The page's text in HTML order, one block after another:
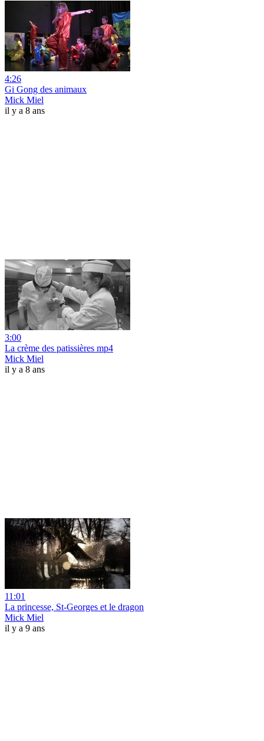
4:26
Gi Gong des animaux
Mick Miel
il y a 8 ans
3:00
La crème des patissières mp4
Mick Miel
il y a 8 ans
11:01
La princesse, St-Georges et le dragon
Mick Miel
il y a 9 ans